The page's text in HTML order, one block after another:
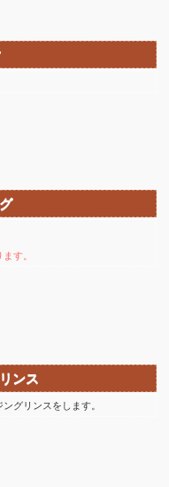
す。
ンス
グリンスをします。